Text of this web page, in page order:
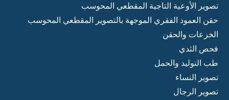
تصوير الأوعية التاجية المقطعي المحوسب
حقن العمود الفقري الموجهة بالتصوير المقطعي المحوسب
الخزعات والحقن
فحص الثدي
طب التوليد والحمل
تصوير النساء
تصوير الرجال